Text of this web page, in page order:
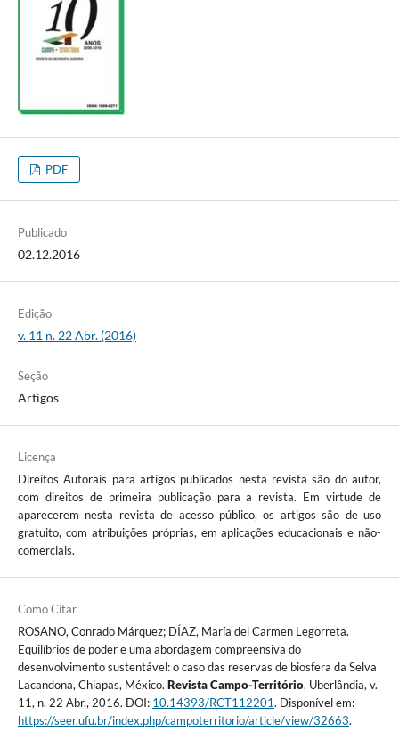
PDF
Publicado
02.12.2016
Edição
v. 11 n. 22 Abr. (2016)
Seção
Artigos
Licença
Direitos Autorais para artigos publicados nesta revista são do autor,
com direitos de primeira publicação para a revista. Em virtude de
aparecerem nesta revista de acesso público, os artigos são de uso
gratuito, com atribuições próprias, em aplicações educacionais e não-
comerciais.
Como Citar
ROSANO, Conrado Márquez; DÍAZ, María del Carmen Legorreta.
Equilíbrios de poder e uma abordagem compreensiva do
desenvolvimento sustentável: o caso das reservas de biosfera da Selva
Lacandona, Chiapas, México. Revista Campo-Território, Uberlândia, v.
11, n. 22 Abr., 2016. DOI: 10.14393/RCT112201. Disponível em:
https://seer.ufu.br/index.php/campoterritorio/article/view/32663.